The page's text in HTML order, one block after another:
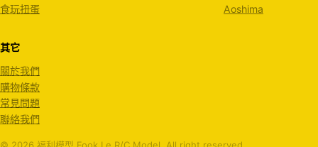
食玩扭蛋
Aoshima
其它
關於我們
購物條款
常見問題
聯絡我們